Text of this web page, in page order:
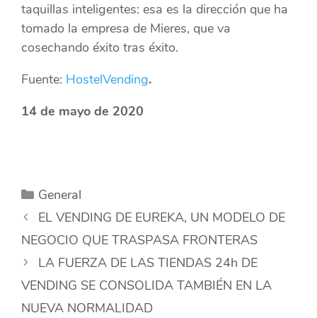
taquillas inteligentes: esa es la dirección que ha
tomado la empresa de Mieres, que va
cosechando éxito tras éxito.
Fuente: HostelVending.
14 de mayo de 2020
Categorías
General
EL VENDING DE EUREKA, UN MODELO DE
NEGOCIO QUE TRASPASA FRONTERAS
LA FUERZA DE LAS TIENDAS 24h DE
VENDING SE CONSOLIDA TAMBIÉN EN LA
NUEVA NORMALIDAD